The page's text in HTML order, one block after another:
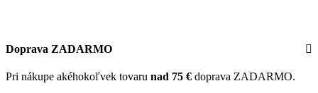
Doprava ZADARMO
Pri nákupe akéhokoľvek tovaru nad 75 € doprava ZADARMO.